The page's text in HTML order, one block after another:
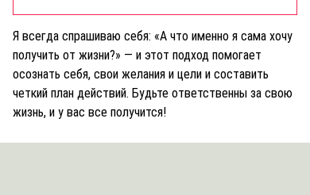
Я всегда спрашиваю себя: «А что именно я сама хочу
получить от жизни?» — и этот подход помогает
осознать себя, свои желания и цели и составить
четкий план действий. Будьте ответственны за свою
жизнь, и у вас все получится!